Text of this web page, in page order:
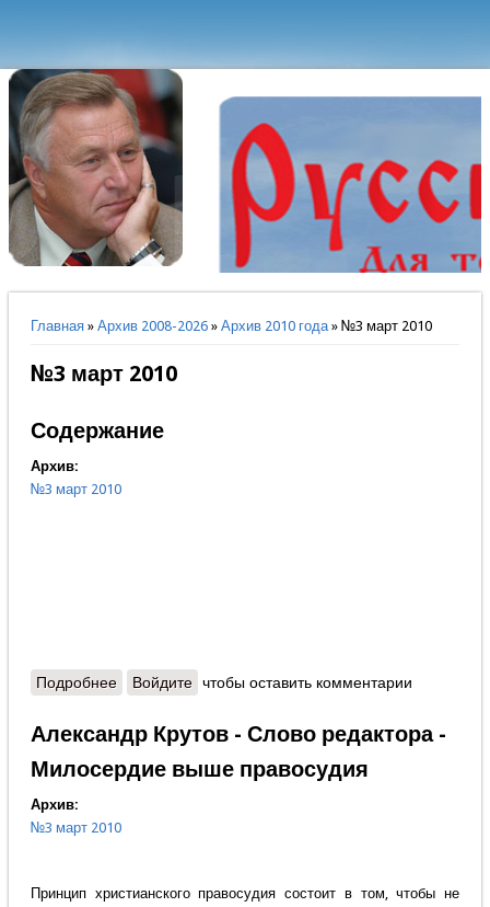
Вы здесь
Главная» Архив 2008-2026» Архив 2010 года» №3 март 2010
№3 март 2010
Содержание
Архив:
№3 март 2010
Подробнеео Содержание
Войдите чтобы оставить комментарии
Александр Крутов - Слово редактора -
Милосердие выше правосудия
Архив:
№3 март 2010
Принцип христианского правосудия состоит в том, чтобы не